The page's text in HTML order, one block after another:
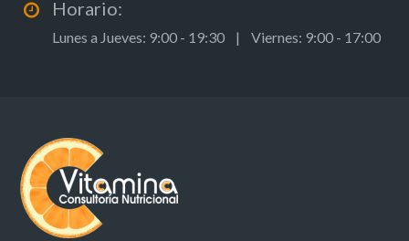
Horario:
Lunes a Jueves: 9:00 - 19:30 | Viernes: 9:00 - 17:00